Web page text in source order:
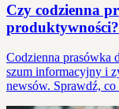
Czy codzienna
produktywności?
Codzienna prasówka
szum informacyjny i
newsów. Sprawdź, co